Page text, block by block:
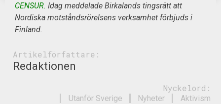
CENSUR. Idag meddelade Birkalands tingsrätt att
Nordiska motståndsrörelsens verksamhet förbjuds i
Finland.
Artikelförfattare:
Redaktionen
Nyckelord:
Aktivism
Nyheter
Utanför Sverige